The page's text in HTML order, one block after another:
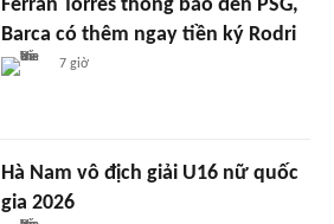
Ferran Torres thông báo đến PSG,
Barca có thêm ngay tiền ký Rodri
7 giờ
Hà Nam vô địch giải U16 nữ quốc
gia 2026